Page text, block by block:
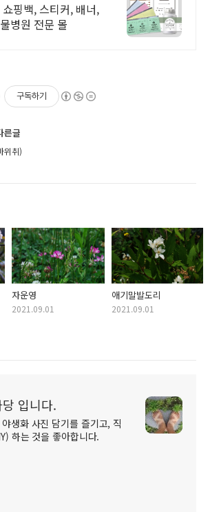
핑백, 스티커, 배너,
병원 전문 몰
구독하기
른글
위취)
자운영
2021.09.01
애기말발도리
2021.09.01
입니다.
생화 사진 담기를 즐기고, 직
하는 것을 좋아합니다.